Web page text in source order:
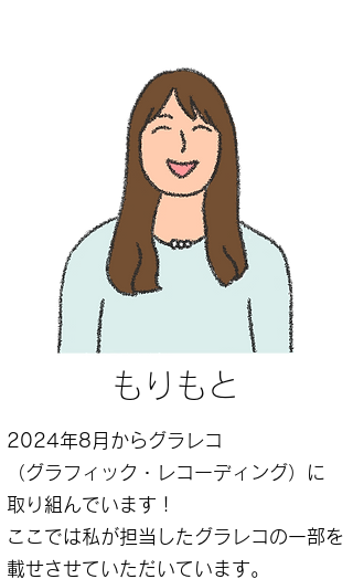
​もりもと
2024年8月からグラレコ
（グラフィック・レコーディング）に
取り組んでいます！
ここでは私が担当したグラレコの一部を
​載せさせていただいています。